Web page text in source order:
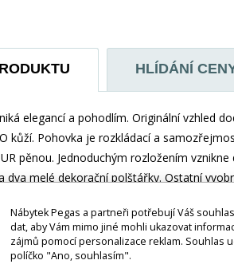
HLÍDÁNÍ
elegancí a pohodlím. Originální vzhled
kůží. Pohovka je rozkládací a
pěnou. Jednoduchým rozložením
dva melé dekorační polštářky. Ostatní
bez doplňků a dekorací (např. textilních
zboží dodáváno v demontovaném stavu,
vlivem nastavení monitoru a
či volejte 777244446.
Nábytek Pegas a partneři potřebují Váš
dat, aby Vám mimo jiné mohli ukazovat
zájmů pomocí personalizace reklam. Souhlas
políčko "Ano, souhlasím".